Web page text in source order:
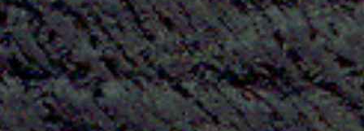
Projekte
Über uns
Über uns Intro
Kontakt